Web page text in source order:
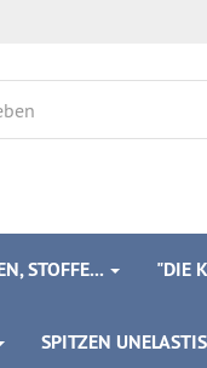
STOFFE... "DIE
SPITZEN